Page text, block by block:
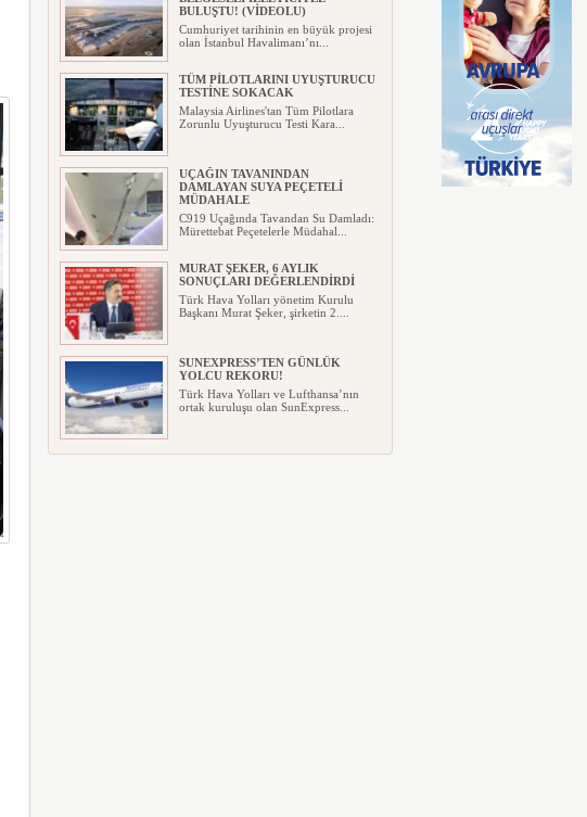
BULUŞTU! (VİDEOLU)
Cumhuriyet tarihinin en büyük projesi
olan İstanbul Havalimanı’nı...
TÜM PİLOTLARINI UYUŞTURUCU
TESTİNE SOKACAK
Malaysia Airlines'tan Tüm Pilotlara
Zorunlu Uyuşturucu Testi Kara...
UÇAĞIN TAVANINDAN
DAMLAYAN SUYA PEÇETELİ
MÜDAHALE
C919 Uçağında Tavandan Su Damladı:
Mürettebat Peçetelerle Müdahal...
MURAT ŞEKER, 6 AYLIK
SONUÇLARI DEĞERLENDİRDİ
Türk Hava Yolları yönetim Kurulu
Başkanı Murat Şeker, şirketin 2....
SUNEXPRESS’TEN GÜNLÜK
YOLCU REKORU!
Türk Hava Yolları ve Lufthansa’nın
ortak kuruluşu olan SunExpress...
IBERYA HAVAYOLLARI GÜNEŞ